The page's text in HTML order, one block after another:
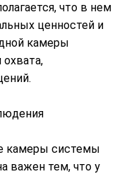
что в нем
ценностей и
камеры
камеры системы
важен тем, что у